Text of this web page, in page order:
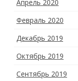
Апрель 2020
Февраль 2020
Декабрь 2019
Октябрь 2019
Сентябрь 2019